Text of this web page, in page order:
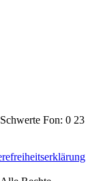
Fon: 0 23